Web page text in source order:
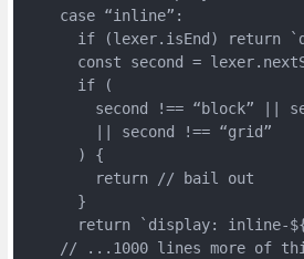
    case “inline”:
if (lexer.isEnd) return
const second =
      if (
second !== “block” ||
        || second !== “grid”
      ) {
        return // bail out
      }
return `display: inline-
// ...1000 lines more of